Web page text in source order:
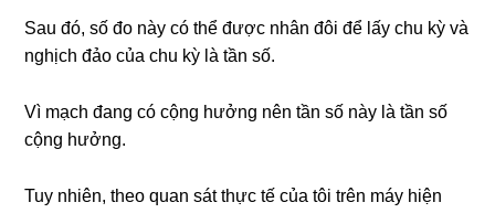
Sau đó, số đo này có thể được nhân đôi để lấy chu kỳ và
nghịch đảo của chu kỳ là tần số.
Vì mạch đang có cộng hưởng nên tần số này là tần số
cộng hưởng.
Tuy nhiên, theo quan sát thực tế của tôi trên máy hiện